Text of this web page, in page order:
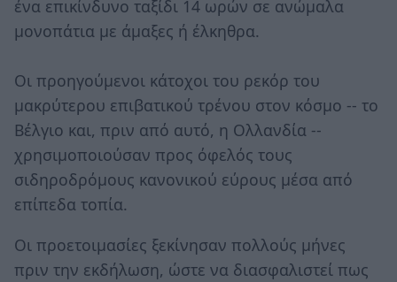
ένα επικίνδυνο ταξίδι 14 ωρών σε ανώμαλα
μονοπάτια με άμαξες ή έλκηθρα.
Οι προηγούμενοι κάτοχοι του ρεκόρ του
μακρύτερου επιβατικού τρένου στον κόσμο -- το
Βέλγιο και, πριν από αυτό, η Ολλανδία --
χρησιμοποιούσαν προς όφελός τους
σιδηροδρόμους κανονικού εύρους μέσα από
επίπεδα τοπία.
Οι προετοιμασίες ξεκίνησαν πολλούς μήνες
πριν την εκδήλωση, ώστε να διασφαλιστεί πως